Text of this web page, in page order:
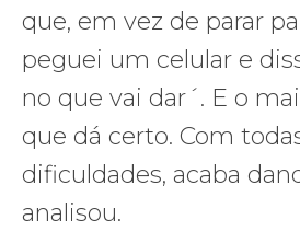
que, em vez de parar
peguei um celular e
no que vai dar´. E o
que dá certo. Com
dificuldades, acaba
analisou.